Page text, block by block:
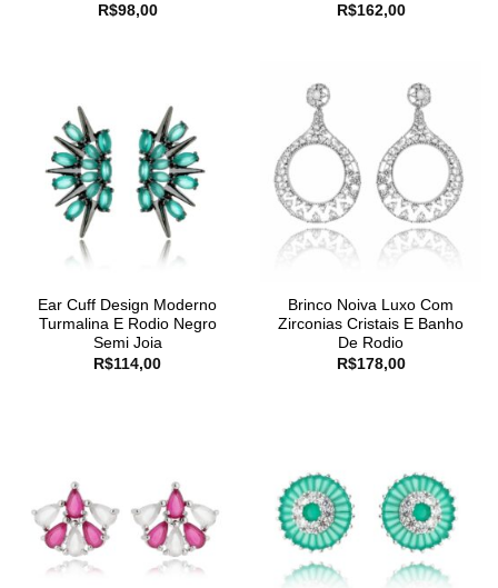
R$98,00
R$162,00
Ear Cuff Design Moderno
Turmalina E Rodio Negro
Semi Joia
R$114,00
Brinco Noiva Luxo Com
Zirconias Cristais E Banho
De Rodio
R$178,00